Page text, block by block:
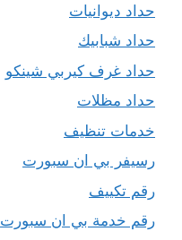
حداد ديوانيات
حداد شبابيك
حداد غرف كيربي شينكو
حداد مظلات
خدمات تنظيف
رسيفر بي ان سبورت
رقم تكييف
رقم خدمة بي ان سبورت